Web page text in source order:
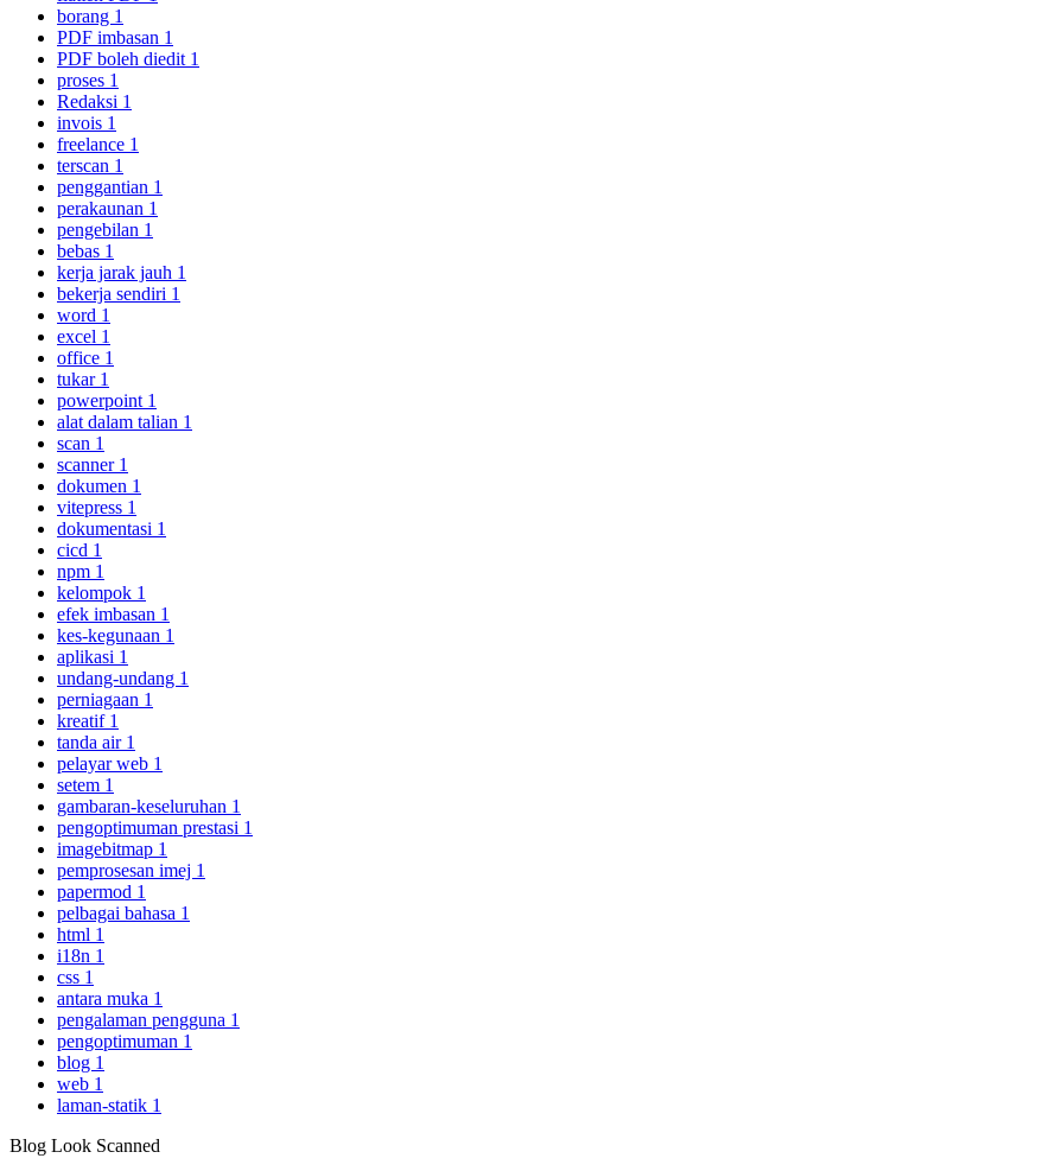
borang 1
PDF imbasan 1
PDF boleh diedit 1
proses 1
Redaksi 1
invois 1
freelance 1
terscan 1
penggantian 1
perakaunan 1
pengebilan 1
bebas 1
kerja jarak jauh 1
bekerja sendiri 1
word 1
excel 1
office 1
tukar 1
powerpoint 1
alat dalam talian 1
scan 1
scanner 1
dokumen 1
vitepress 1
dokumentasi 1
cicd 1
npm 1
kelompok 1
efek imbasan 1
kes-kegunaan 1
aplikasi 1
undang-undang 1
perniagaan 1
kreatif 1
tanda air 1
pelayar web 1
setem 1
gambaran-keseluruhan 1
pengoptimuman prestasi 1
imagebitmap 1
pemprosesan imej 1
papermod 1
pelbagai bahasa 1
html 1
i18n 1
css 1
antara muka 1
pengalaman pengguna 1
pengoptimuman 1
blog 1
web 1
laman-statik 1
Blog Look Scanned